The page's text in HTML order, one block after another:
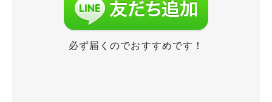
必ず届くのでおすすめです！